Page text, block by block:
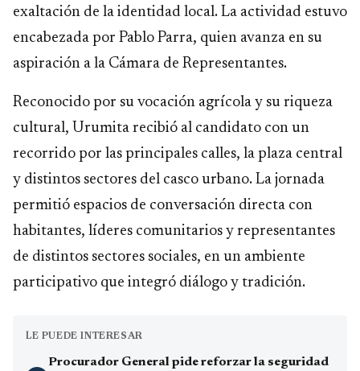
exaltación de la identidad local. La actividad estuvo
encabezada por Pablo Parra, quien avanza en su
aspiración a la Cámara de Representantes.
Reconocido por su vocación agrícola y su riqueza
cultural, Urumita recibió al candidato con un
recorrido por las principales calles, la plaza central
y distintos sectores del casco urbano. La jornada
permitió espacios de conversación directa con
habitantes, líderes comunitarios y representantes
de distintos sectores sociales, en un ambiente
participativo que integró diálogo y tradición.
LE PUEDE INTERESAR
Procurador General pide reforzar la seguridad